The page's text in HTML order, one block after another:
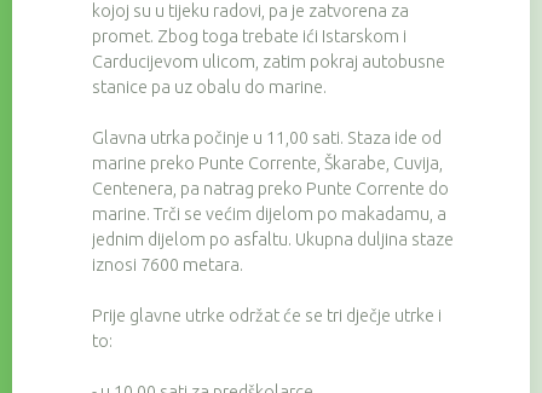
kojoj su u tijeku radovi, pa je zatvorena za
promet. Zbog toga trebate ići Istarskom i
Carducijevom ulicom, zatim pokraj autobusne
stanice pa uz obalu do marine.
Glavna utrka počinje u 11,00 sati. Staza ide od
marine preko Punte Corrente, Škarabe, Cuvija,
Centenera, pa natrag preko Punte Corrente do
marine. Trči se većim dijelom po makadamu, a
jednim dijelom po asfaltu. Ukupna duljina staze
iznosi 7600 metara.
Prije glavne utrke održat će se tri dječje utrke i
to: